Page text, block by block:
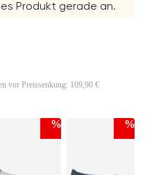
Produkt gerade an.
% %
vor Preissenkung: 109,90 €